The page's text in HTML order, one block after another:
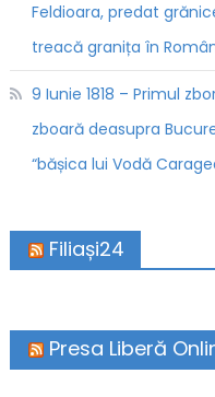
Feldioara, predat
treacă granița în
9 Iunie 1818 – Primul
zboară deasupra
“bășica lui Vodă
Filiași24
Presa Liberă